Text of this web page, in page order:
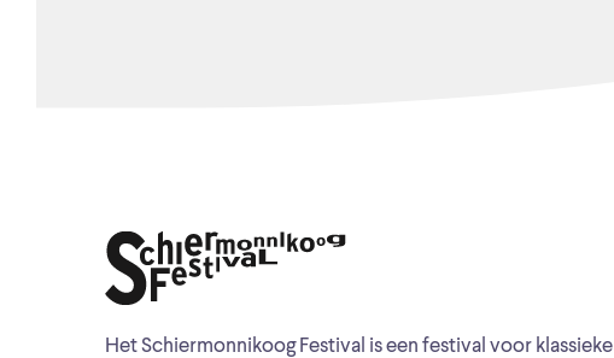
Het Schiermonnikoog Festival is een festival voor klassieke